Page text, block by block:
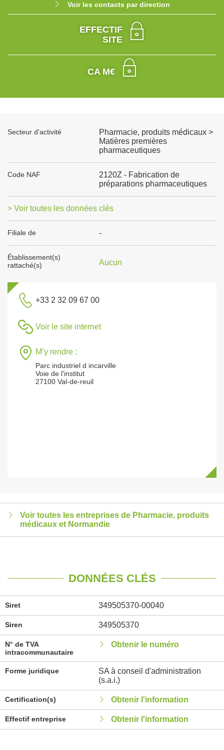
Voir les contacts par direction
EFFECTIF
SITE
CA M€
Secteur d'activité
Pharmacie, produits médicaux >
Matières premières
pharmaceutiques
Code NAF
2120Z - Fabrication de
préparations pharmaceutiques
> Voir toutes les données clés
Filiale de -
Établissement(s)
rattaché(s)
Aucun
+33 2 32 09 67 00
Voir le site internet
M’y rendre :
Parc industriel d incarville
Voie de l'institut
27100 Val-de-reuil
Voir toutes les entreprises de Pharmacie, produits
médicaux et Normandie
DONNÉES CLÉS
Siret 349505370-00040
Siren 349505370
N° de TVA
intracommunautaire
Obtenir le numéro
Forme juridique
SA à conseil d'administration
(s.a.i.)
Certification(s) Obtenir l'information
Effectif entreprise Obtenir l'information